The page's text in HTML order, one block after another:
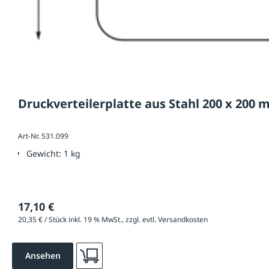
Druckverteilerplatte aus Stahl 200 x 200
Art-Nr. 531.099
Gewicht: 1 kg
17,10 €
20,35 € / Stück inkl. 19 % MwSt., zzgl. evtl. Versandkosten
Ansehen